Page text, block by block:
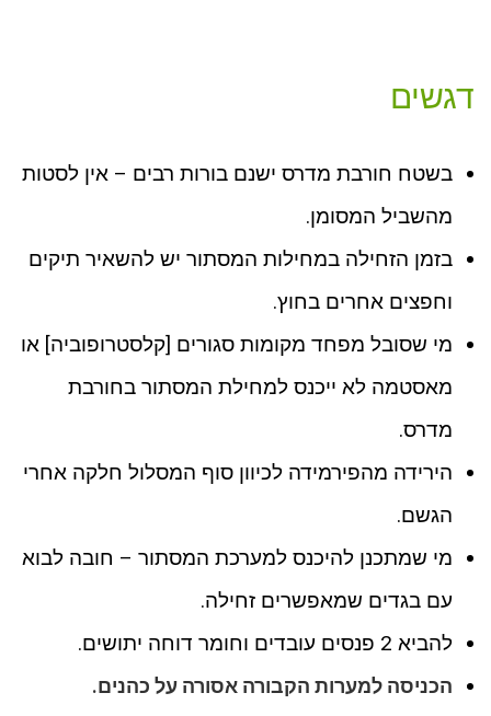
דגשים
בשטח חורבת מדרס ישנם בורות רבים – אין לסטות
מהשביל המסומן.
בזמן הזחילה במחילות המסתור יש להשאיר תיקים
וחפצים אחרים בחוץ.
מי שסובל מפחד מקומות סגורים [קלסטרופוביה] או
מאסטמה לא ייכנס למחילת המסתור בחורבת
מדרס.
הירידה מהפירמידה לכיוון סוף המסלול חלקה אחרי
הגשם.
מי שמתכנן להיכנס למערכת המסתור – חובה לבוא
עם בגדים שמאפשרים זחילה.
להביא 2 פנסים עובדים וחומר דוחה יתושים.
הכניסה למערות הקבורה אסורה על כהנים.